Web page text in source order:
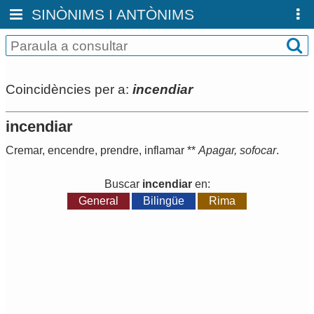
SINÒNIMS I ANTÒNIMS
Coincidències per a: incendiar
incendiar
Cremar, encendre, prendre, inflamar ** Apagar, sofocar.
Buscar incendiaren:
General
Bilingüe Rima